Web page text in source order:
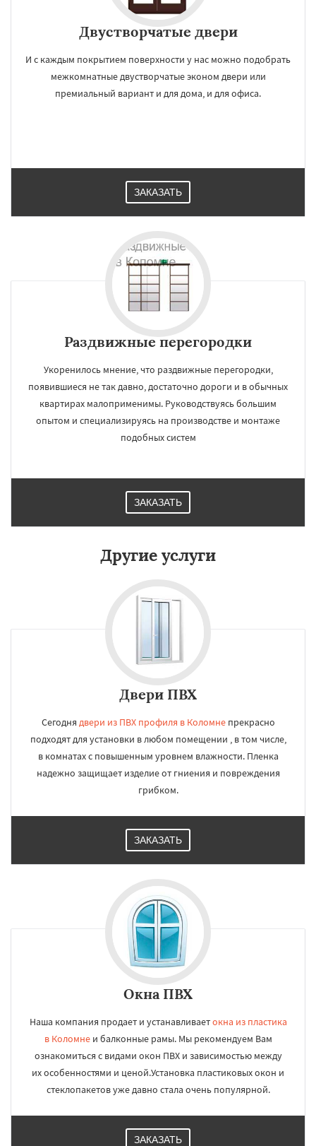
Двустворчатые двери
И с каждым покрытием поверхности у нас можно подобрать
межкомнатные двустворчатые эконом двери или
премиальный вариант и для дома, и для офиса.
ЗАКАЗАТЬ
Раздвижные перегородки
Укоренилось мнение, что раздвижные перегородки,
появившиеся не так давно, достаточно дороги и в обычных
квартирах малоприменимы. Руководствуясь большим
опытом и специализируясь на производстве и монтаже
подобных систем
ЗАКАЗАТЬ
Другие услуги
Двери ПВХ
Сегодня двери из ПВХ профиля в Коломнепрекрасно
подходят для установки в любом помещении , в том числе,
в комнатах с повышенным уровнем влажности. Пленка
надежно защищает изделие от гниения и повреждения
грибком.
ЗАКАЗАТЬ
Окна ПВХ
Наша компания продает и устанавливаетокна из пластика
в Коломнеи балконные рамы. Мы рекомендуем Вам
ознакомиться с видами окон ПВХ и зависимостью между
их особенностями и ценой.Установка пластиковых окон и
стеклопакетов уже давно стала очень популярной.
ЗАКАЗАТЬ